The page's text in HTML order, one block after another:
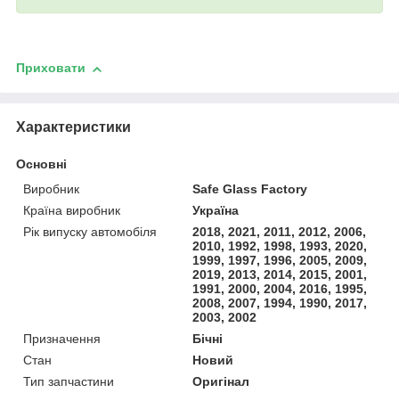
Приховати
Характеристики
Основні
Виробник
Safe Glass Factory
Країна виробник
Україна
Рік випуску автомобіля
2018, 2021, 2011, 2012, 2006,
2010, 1992, 1998, 1993, 2020,
1999, 1997, 1996, 2005, 2009,
2019, 2013, 2014, 2015, 2001,
1991, 2000, 2004, 2016, 1995,
2008, 2007, 1994, 1990, 2017,
2003, 2002
Призначення
Бічні
Стан
Новий
Тип запчастини
Оригінал